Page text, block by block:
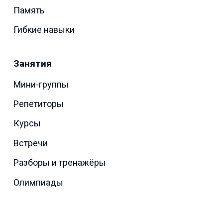
Память
Гибкие навыки
Занятия
Мини-группы
Репетиторы
Курсы
Встречи
Разборы и тренажёры
Олимпиады